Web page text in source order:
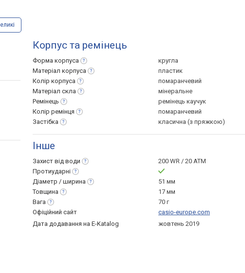
Корпус та ремінець
Форма корпуса
кругла
Матеріал корпуса
пластик
Колір корпуса
помаранчевий
Матеріал скла
мінеральне
Ремінець
ремінець каучук
Колір ремінця
помаранчевий
Застібка
класична (з пряжкою)
Інше
Захист від води
200 WR / 20 ATM
Протиударні
Діаметр / ширина
51 мм
Товщина
17 мм
Вага
70 г
Офіційний сайт
casio-europe.com
Дата додавання на E-Katalog
жовтень 2019